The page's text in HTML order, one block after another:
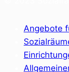
Angebote